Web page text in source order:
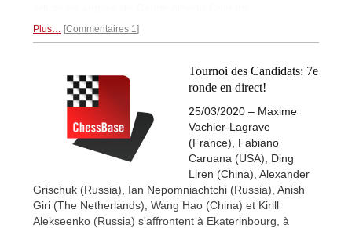
Plus… Commentaires 1
Tournoi des Candidats: 7e
ronde en direct!
25/03/2020 – Maxime
Vachier-Lagrave
(France), Fabiano
Caruana (USA), Ding
Liren (China), Alexander
Grischuk (Russia), Ian Nepomniachtchi (Russia), Anish
Giri (The Netherlands), Wang Hao (China) et Kirill
Alekseenko (Russia) s'affrontent à Ekaterinbourg, à